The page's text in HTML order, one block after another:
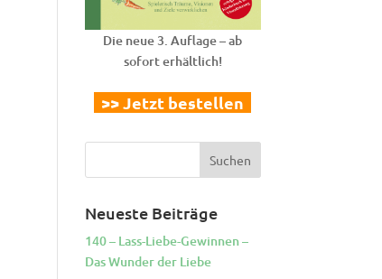
Die neue 3. Auflage – ab
sofort erhältlich!
>> Jetzt bestellen
Neueste Beiträge
140 – Lass-Liebe-Gewinnen –
Das Wunder der Liebe